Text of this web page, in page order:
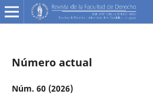
Número actual
Núm. 60 (2026)